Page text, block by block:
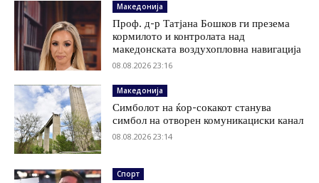
Македонија
Проф. д-р Татјана Бошков ги презема
кормилото и контролата над
македонската воздухопловна навигација
08.08.2026 23:16
Македонија
Симболот на ќор-сокакот станува
симбол на отворен комуникациски канал
08.08.2026 23:14
Спорт